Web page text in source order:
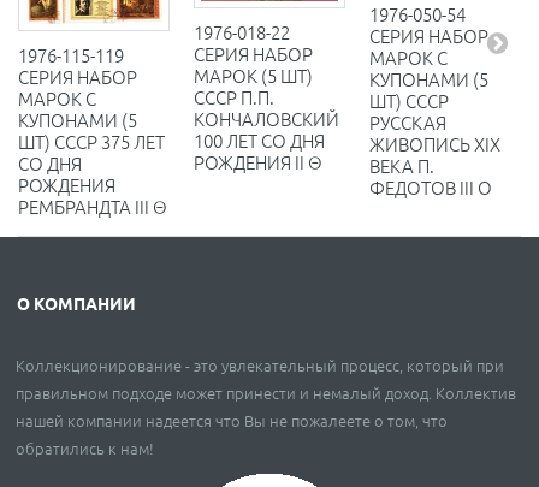
1976-115-119
СЕРИЯ НАБОР
МАРОК С
КУПОНАМИ (5
ШТ) СССР 375 ЛЕТ
СО ДНЯ
РОЖДЕНИЯ
РЕМБРАНДТА III Θ
1976-018-22
СЕРИЯ НАБОР
МАРОК (5 ШТ)
СССР П.П.
КОНЧАЛОВСКИЙ
100 ЛЕТ СО ДНЯ
РОЖДЕНИЯ II Θ
1976-050-54
СЕРИЯ НАБОР
МАРОК С
КУПОНАМИ (5
ШТ) СССР
РУССКАЯ
ЖИВОПИСЬ XIX
ВЕКА П.
ФЕДОТОВ III O
О КОМПАНИИ
Коллекционирование - это увлекательный процесс, который при
правильном подходе может принести и немалый доход. Коллектив
нашей компании надеется что Вы не пожалеете о том, что
обратились к нам!